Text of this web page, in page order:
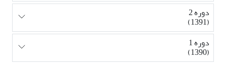
دوره 2
(1391)
دوره 1
(1390)